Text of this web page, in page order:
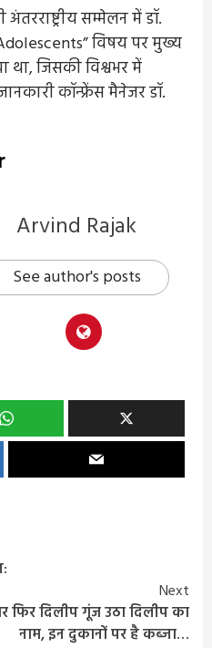
सम्मेलन में डॉ.
विषय पर मुख्य
था, जिसकी विश्वभर में
कॉन्फ्रेंस मैनेजर डॉ.
Arvind Rajak
See author's posts
Next
फिर दिलीप गूंज उठा दिलीप का
नाम, इन दुकानों पर है कब्जा…